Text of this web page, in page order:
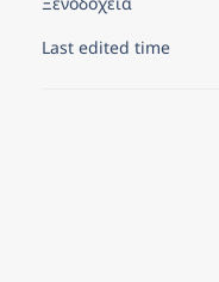
Last edited time